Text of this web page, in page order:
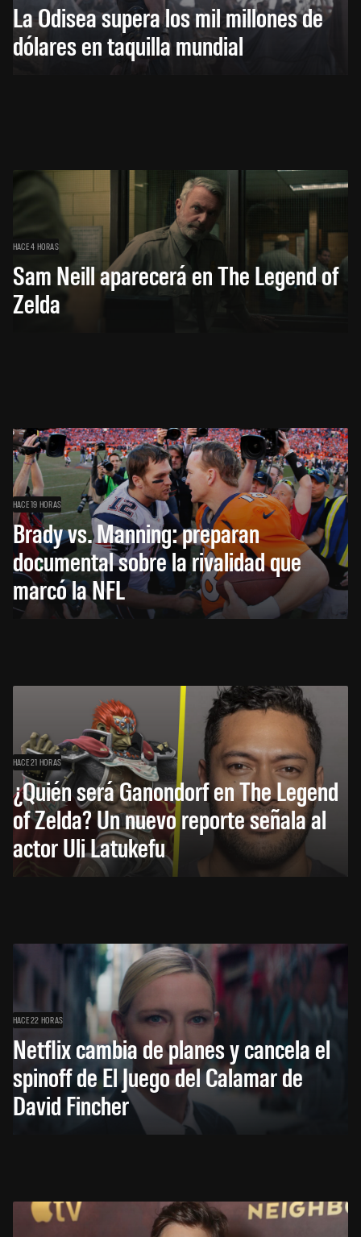
La Odisea supera los mil millones de
dólares en taquilla mundial
HACE 4 HORAS
Sam Neill aparecerá en The Legend of
Zelda
HACE 19 HORAS
Brady vs. Manning: preparan
documental sobre la rivalidad que
marcó la NFL
HACE 21 HORAS
¿Quién será Ganondorf en The Legend
of Zelda? Un nuevo reporte señala al
actor Uli Latukefu
HACE 22 HORAS
Netflix cambia de planes y cancela el
spinoff de El Juego del Calamar de
David Fincher